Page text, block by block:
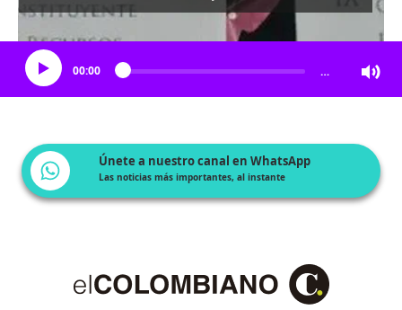
Escucha el artículo
00:00 …
Únete a nuestro canal en WhatsApp
Las noticias más importantes, al instante